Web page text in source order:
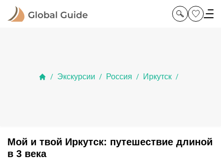
/ Экскурсии / Россия / Иркутск /
Мой и твой Иркутск: путешествие длиной
в 3 века